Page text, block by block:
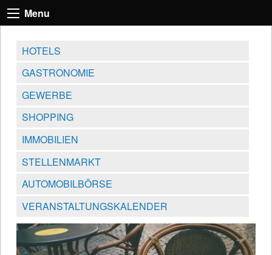
Menu
HOTELS
GASTRONOMIE
GEWERBE
SHOPPING
IMMOBILIEN
STELLENMARKT
AUTOMOBILBÖRSE
VERANSTALTUNGSKALENDER